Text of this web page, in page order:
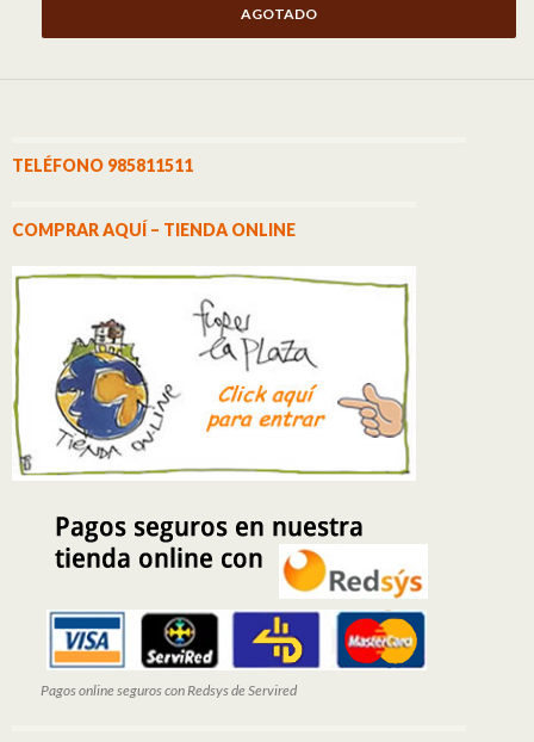
AGOTADO
TELÉFONO 985811511
COMPRAR AQUÍ – TIENDA ONLINE
Pagos online seguros con Redsys de Servired